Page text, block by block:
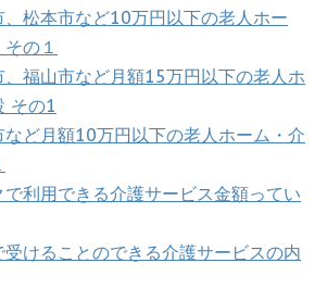
松本市など10万円以下の老人ホー
の１
、福山市など月額15万円以下の老人ホ
その1
など月額10万円以下の老人ホーム・介
利用できる介護サービス金額ってい
けることのできる介護サービスの内